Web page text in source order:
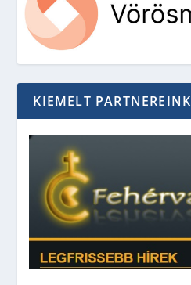
KIEMELT PARTNEREINK